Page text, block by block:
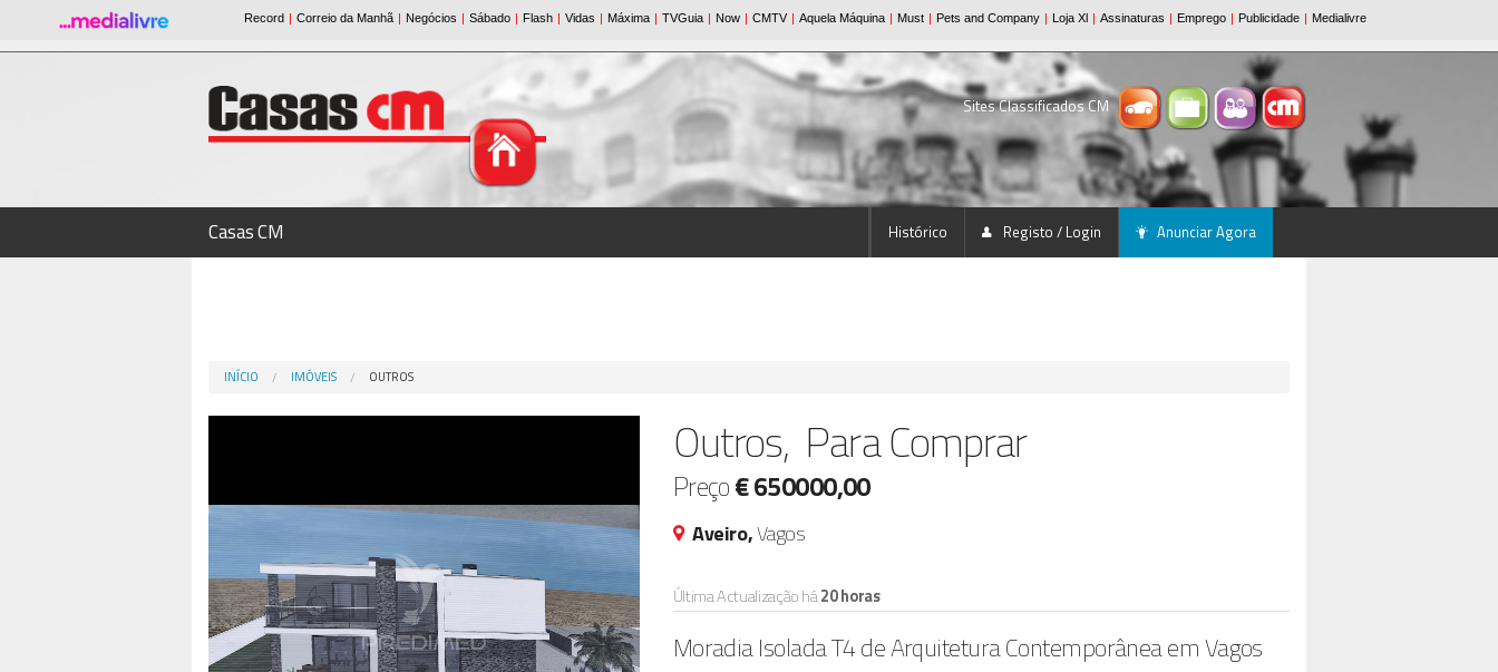
Sites Classificados CM
Casas CM Histórico Registo / Login Anunciar Agora
INÍCIO IMÓVEIS OUTROS
Outros, Para Comprar
Preço€ 650000,00
Aveiro,Vagos
Última Actualização há20 horas
Moradia Isolada T4 de Arquitetura Contemporânea em Vagos